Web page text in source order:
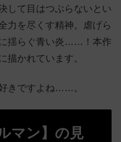
して目はつぶらないとい
力を尽くす精神。虐げら
揺らぐ青い炎……！本作
描かれています。
きですよね……。
マン】の見